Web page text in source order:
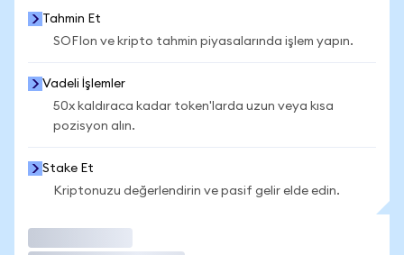
Tahmin Et
SOFIon ve kripto tahmin piyasalarında işlem yapın.
Vadeli İşlemler
50x kaldıraca kadar token'larda uzun veya kısa
pozisyon alın.
Stake Et
Kriptonuzu değerlendirin ve pasif gelir elde edin.